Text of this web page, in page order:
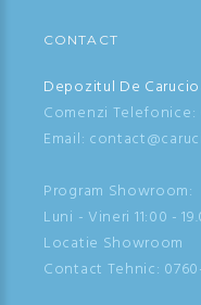
CONTACT
Depozitul De
Comenzi Telefonice:
Email:
Program Showroom:
Luni - Vineri 11:00 -
Locatie Showroom
Contact Tehnic: